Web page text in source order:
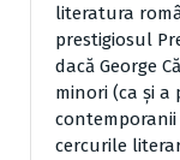
literatura
prestigiosul
dacă George
minori (ca şi a
cercurile